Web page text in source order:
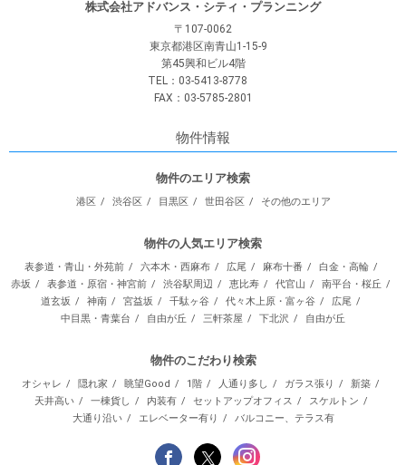
株式会社アドバンス・シティ・プランニング
〒107-0062
東京都港区南青山1-15-9
第45興和ビル4階
TEL：03-5413-8778
FAX：03-5785-2801
物件情報
物件のエリア検索
港区 渋谷区 目黒区 世田谷区 その他のエリア
物件の人気エリア検索
表参道・青山・外苑前 六本木・西麻布 広尾 麻布十番
白金・高輪
赤坂
表参道・原宿・神宮前 渋谷駅周辺 恵比寿 代官山
南平台・桜丘
道玄坂
神南 宮益坂 千駄ヶ谷 代々木上原・富ヶ谷
広尾
中目黒・青葉台
自由が丘 三軒茶屋 下北沢 自由が丘
物件のこだわり検索
オシャレ 隠れ家 眺望Good 1階 人通り多し ガラス張り
新築
天井高い
一棟貨し 内装有 セットアップオフィス
スケルトン
大通り沿い
エレベーター有り バルコニー、テラス有